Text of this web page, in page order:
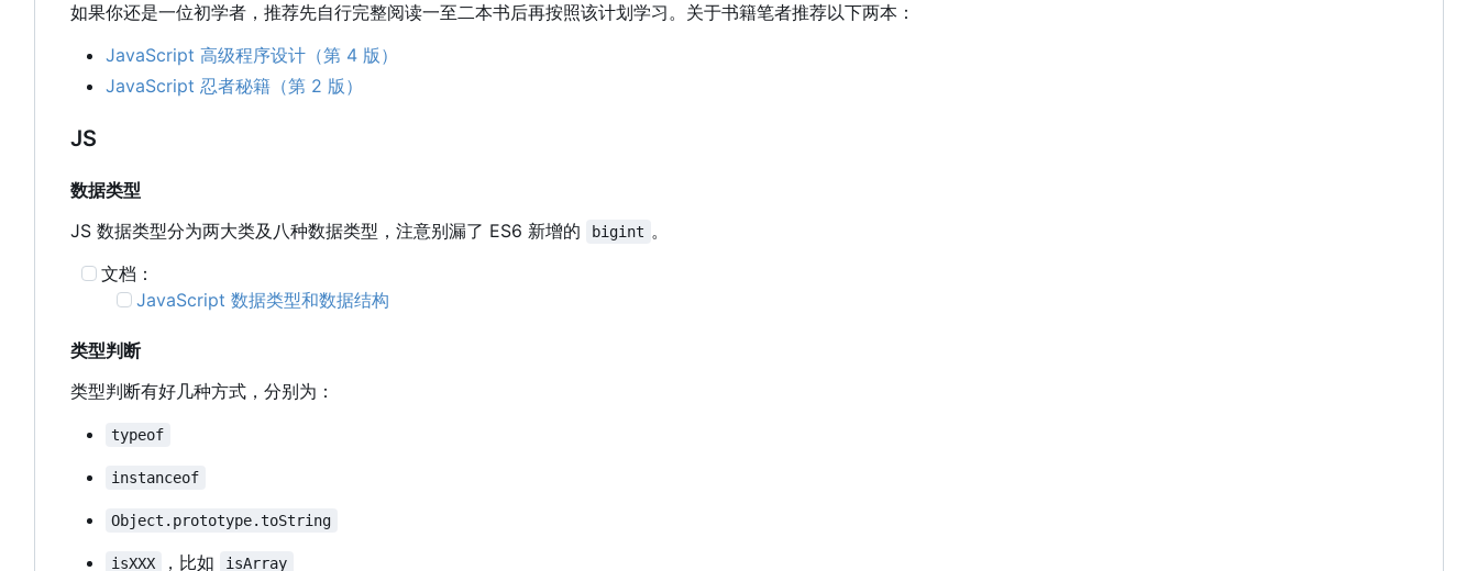
如果你还是一位初学者，推荐先自行完整阅读一至二本书后再按照该计划学习。关于书籍笔者推荐以下两本：
JavaScript 高级程序设计（第 4 版）
JavaScript 忍者秘籍（第 2 版）
JS
数据类型
JS 数据类型分为两大类及八种数据类型，注意别漏了 ES6 新增的
bigint 。
文档：
JavaScript 数据类型和数据结构
类型判断
类型判断有好几种方式，分别为：
typeof
instanceof
Object.prototype.toString
isXXX ，比如 isArray